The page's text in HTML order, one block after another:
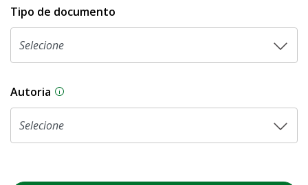
Tipo de documento
Autoria As proposições legislativas na CLDF podem